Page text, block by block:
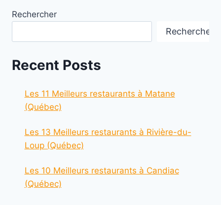
Rechercher
Rechercher
Recent Posts
Les 11 Meilleurs restaurants à Matane
(Québec)
Les 13 Meilleurs restaurants à Rivière-du-
Loup (Québec)
Les 10 Meilleurs restaurants à Candiac
(Québec)